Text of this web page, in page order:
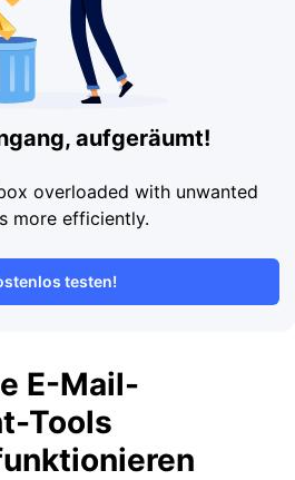
aufgeräumt!
overloaded with unwanted
more efficiently.
testen!
E-Mail-
Tools